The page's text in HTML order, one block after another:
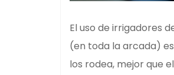
El uso de irrigadores
(en toda la arcada)
los rodea, mejor que